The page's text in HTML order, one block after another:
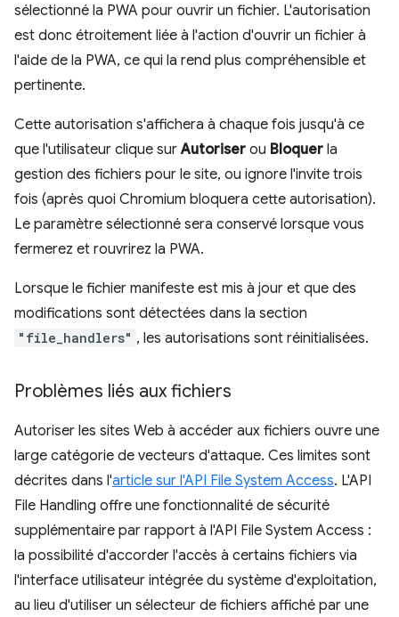
sélectionné la PWA pour ouvrir un fichier. L'autorisation
est donc étroitement liée à l'action d'ouvrir un fichier à
l'aide de la PWA, ce qui la rend plus compréhensible et
pertinente.
Cette autorisation s'affichera à chaque fois jusqu'à ce
que l'utilisateur clique surAutoriser ou Bloquer la
gestion des fichiers pour le site, ou ignore l'invite trois
fois (après quoi Chromium bloquera cette autorisation).
Le paramètre sélectionné sera conservé lorsque vous
fermerez et rouvrirez la PWA.
Lorsque le fichier manifeste est mis à jour et que des
modifications sont détectées dans la section
"file_handlers" , les autorisations sont réinitialisées.
Problèmes liés aux fichiers
Autoriser les sites Web à accéder aux fichiers ouvre une
large catégorie de vecteurs d'attaque. Ces limites sont
décrites dans l'article sur l'API File System Access. L'API
File Handling offre une fonctionnalité de sécurité
supplémentaire par rapport à l'API File System Access :
la possibilité d'accorder l'accès à certains fichiers via
l'interface utilisateur intégrée du système d'exploitation,
au lieu d'utiliser un sélecteur de fichiers affiché par une